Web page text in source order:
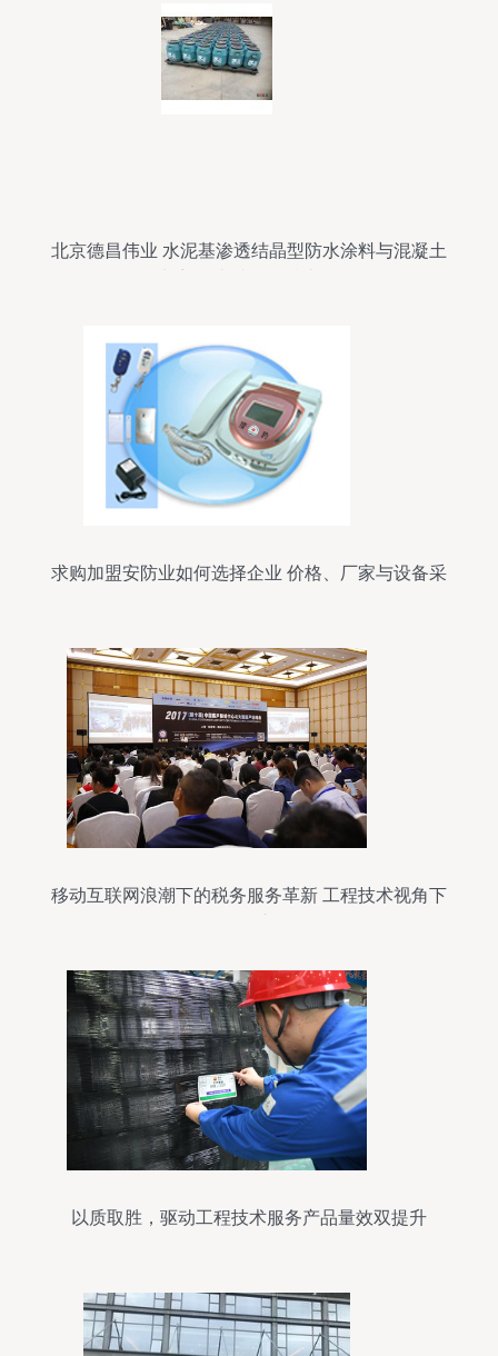
北京德昌伟业 水泥基渗透结晶型防水涂料与混凝土
求购加盟安防业如何选择企业 价格、厂家与设备采
移动互联网浪潮下的税务服务革新 工程技术视角下
以质取胜，驱动工程技术服务产品量效双提升